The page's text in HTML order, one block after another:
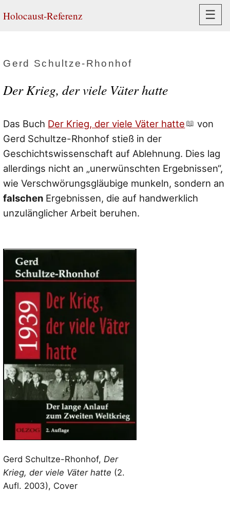
Holocaust-Referenz ☰
Gerd Schultze-Rhonhof
Der Krieg, der viele Väter hatte
Das Buch Der Krieg, der viele Väter hatte
von
Gerd Schultze-Rhonhof stieß in der
Geschichtswissenschaft auf Ablehnung. Dies lag
allerdings nicht an „unerwünschten Ergebnissen“,
wie Verschwörungsgläubige munkeln, sondern an
falschen Ergebnissen, die auf handwerklich
unzulänglicher Arbeit beruhen.
Gerd Schultze-Rhonhof,Der
Krieg, der viele Väter hatte (2.
Aufl. 2003), Cover